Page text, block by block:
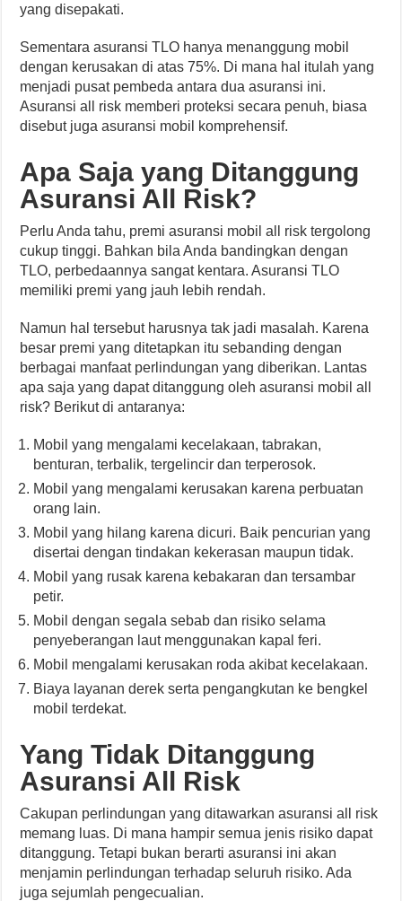
yang disepakati.
Sementara asuransi TLO hanya menanggung mobil
dengan kerusakan di atas 75%. Di mana hal itulah yang
menjadi pusat pembeda antara dua asuransi ini.
Asuransi all risk memberi proteksi secara penuh, biasa
disebut juga asuransi mobil komprehensif.
Apa Saja yang Ditanggung
Asuransi All Risk?
Perlu Anda tahu, premi asuransi mobil all risk tergolong
cukup tinggi. Bahkan bila Anda bandingkan dengan
TLO, perbedaannya sangat kentara. Asuransi TLO
memiliki premi yang jauh lebih rendah.
Namun hal tersebut harusnya tak jadi masalah. Karena
besar premi yang ditetapkan itu sebanding dengan
berbagai manfaat perlindungan yang diberikan. Lantas
apa saja yang dapat ditanggung oleh asuransi mobil all
risk? Berikut di antaranya:
Mobil yang mengalami kecelakaan, tabrakan,
benturan, terbalik, tergelincir dan terperosok.
Mobil yang mengalami kerusakan karena perbuatan
orang lain.
Mobil yang hilang karena dicuri. Baik pencurian yang
disertai dengan tindakan kekerasan maupun tidak.
Mobil yang rusak karena kebakaran dan tersambar
petir.
Mobil dengan segala sebab dan risiko selama
penyeberangan laut menggunakan kapal feri.
Mobil mengalami kerusakan roda akibat kecelakaan.
Biaya layanan derek serta pengangkutan ke bengkel
mobil terdekat.
Yang Tidak Ditanggung
Asuransi All Risk
Cakupan perlindungan yang ditawarkan asuransi all risk
memang luas. Di mana hampir semua jenis risiko dapat
ditanggung. Tetapi bukan berarti asuransi ini akan
menjamin perlindungan terhadap seluruh risiko. Ada
juga sejumlah pengecualian.